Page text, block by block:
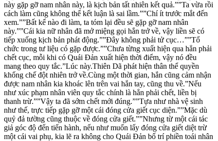
này gặp gỡ nam nhân này, là kịch bản tất nhiên kết quả.””Ta vừa rồi
cách làm cũng không thể kết luận là sai lầm.””Chí ít trước mắt đến
xem.””Bất kể nào đi làm, ta tóm lại đều sẽ gặp gỡ nam nhân
này.””Cái kia nữ nhân đã mở miệng gọi hắn trở về, vậy liền sẽ có
tiếp xuống kịch bản phát động.””Đây không phải tử cục…””Tổ
chức trong tư liệu có gặp được.””Chưa từng xuất hiện qua hẳn phải
chết cục, mỗi khi có Quái Đản xuất hiện thời điểm, vậy nó đều
mang theo quy tắc.”Lúc này.Thiên Dã phát hiện thân thể quyền
khống chế đột nhiên trở về.Cùng một thời gian, hắn cũng cảm nhận
được nam nhân kia khoác lên trên vai hắn tay, cũng thu về.”Nếu
như xúc phạm nhân viên quy tắc chính là hẳn phải chết, liền bị
thanh trừ.””Vậy ta đã sớm chết mới đúng.””Tựa như nhà vệ sinh
như thế, trực tiếp gặp gỡ một cái đóng cửa giết cục diện.””Mặc dù
quỷ đả tường cũng thuộc về đóng cửa giết.””Nhưng từ một cái tác
giả góc độ đến tiến hành, nếu như muốn lấy đóng cửa giết diệt trừ
một cái vai phụ, kia lẽ ra không cho Quái Đản bố trí phiền toái nhân